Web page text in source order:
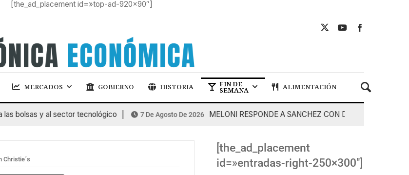
[the_ad_placement id=»top-ad-920×90″]
MERCADOS GOBIERNO HISTORIA FIN DE
SEMANA ALIMENTACIÓN
y al sector tecnológico 7 De Agosto De 2026 MELONI RESPONDE A SANCHEZ CON DUREZA
Christie´s
[the_ad_placement
id=»entradas-right-250×300″]